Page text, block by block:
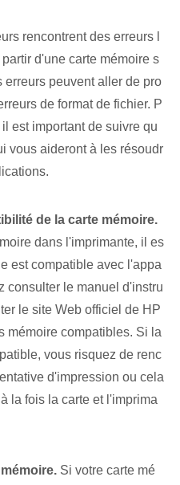
rencontrent des erreurs l
d'une carte mémoire s
peuvent aller de pro
de format de fichier. P
est important de suivre qu
vous aideront à les résoudr
de la carte mémoire.
dans l'imprimante, il es
est compatible avec l'appa
consulter le manuel d'instru
le site Web officiel de HP
mémoire compatibles. Si la
vous risquez de renc
d'impression ou cela
la fois la carte et l'imprima
Si votre carte mé